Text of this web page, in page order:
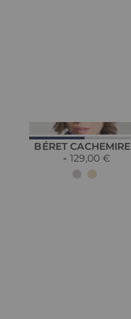
BÉRET CACHEMIRE
129,00 €